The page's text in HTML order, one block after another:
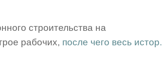
строительства на
рабочих, после чего весь истор.